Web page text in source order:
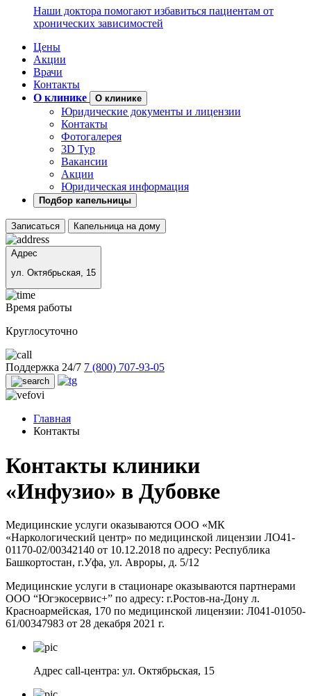
Наши доктора помогают избавиться пациентам от
хронических зависимостей
Цены
Акции
Врачи
Контакты
О клинике
О клинике
Юридические документы и лицензии
Контакты
Фотогалерея
3D Тур
Вакансии
Акции
Юридическая информация
Подбор капельницы
Записаться Капельница на дому
Адрес
ул. Октябрьская, 15
Время работы
Круглосуточно
Поддержка 24/7 7 (800) 707-93-05
Главная
Контакты
Контакты клиники
«Инфузио» в Дубовке
Медицинские услуги оказываются ООО «МК
«Наркологический центр» по медицинской лицензии ЛО41-
01170-02/00342140 от 10.12.2018 по адресу: Республика
Башкортостан, г.Уфа, ул. Авроры, д. 5/12
Медицинские услуги в стационаре оказываются партнерами
ООО “Югэкосервис+” по адресу: г.Ростов-на-Дону л.
Красноармейская, 170 по медицинской лицензии: Л041-01050-
61/00347983 от 28 декабря 2021 г.
Адрес call-центра: ул. Октябрьская, 15